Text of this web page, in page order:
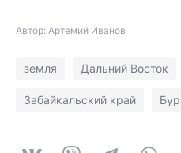
Автор: Артемий Иванов
земля Дальний Восток
Забайкальский край